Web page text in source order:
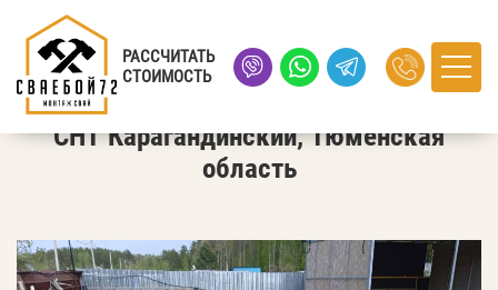
РАССЧИТАТЬ
СТОИМОСТЬ
Главная›
область
СНТ Карагандинский, Тюменская
область